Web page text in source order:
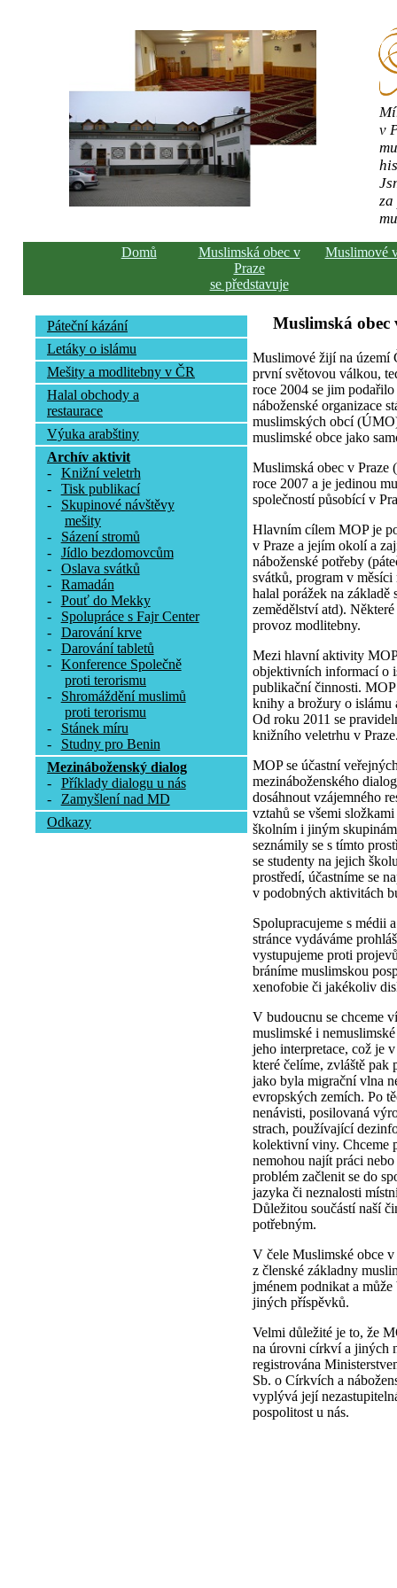
v
Domů
Muslimská obec v
Praze
se představuje
Muslimové
Páteční kázání
Letáky o islámu
Mešity a modlitebny v ČR
Halal obchody a
restaurace
Výuka arabštiny
Archív aktivit
-
Knižní veletrh
-
Tisk publikací
-
Skupinové návštěvy
mešity
-
Sázení stromů
-
Jídlo bezdomovcům
-
Oslava svátků
-
Ramadán
-
Pouť do Mekky
-
Spolupráce s Fajr Center
-
Darování krve
-
Darování tabletů
-
Konference Společně
proti terorismu
-
Shromáždění muslimů
proti terorismu
-
Stánek míru
-
Studny pro Benin
Mezináboženský dialog
-
Příklady dialogu u nás
-
Zamyšlení nad MD
Odkazy
Muslimská obec
Muslimové žijí na území
první světovou válkou,
roce 2004 se jim
náboženské organizace
muslimských obcí
muslimské obce jako
Muslimská obec v Praze
roce 2007 a je jedinou
společností působící v
Hlavním cílem MOP je
v Praze a jejím okolí a
náboženské potřeby
svátků, program v
halal porážek na základě
zemědělství atd).
provoz modlitebny.
Mezi hlavní aktivity
objektivních informací o
publikační činnosti.
knihy a brožury o islámu
Od roku 2011 se
knižního veletrhu v
MOP se účastní
mezináboženského
dosáhnout vzájemného
vztahů se všemi
školním i jiným
seznámily se s tímto
se studenty na jejich
prostředí, účastníme se
v podobných aktivitách
Spolupracujeme s médii
stránce vydáváme
vystupujeme proti
bráníme muslimskou
xenofobie či jakékoliv
V budoucnu se chceme
muslimské i
jeho interpretace, což je
které čelíme, zvláště pak
jako byla migrační vlna
evropských zemích. Po
nenávisti, posilovaná
strach, používající
kolektivní viny. Chceme
nemohou najít práci
problém začlenit se do
jazyka či neznalosti
Důležitou součástí naší
potřebným.
V čele Muslimské obce
z členské základny
jménem podnikat a
jiných příspěvků.
Velmi důležité je to, že
na úrovni církví a jiných
registrována
Sb. o Církvích a
vyplývá její
pospolitost u nás.